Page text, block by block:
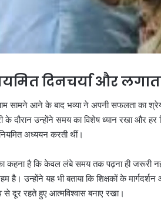
दिनचर्या और
सामने आने के बाद भव्या ने अपनी सफलता का श्रेय
के दौरान उन्होंने समय का विशेष ध्यान रखा और
अध्ययन करती थीं।
कहना है कि केवल लंबे समय तक पढ़ना ही जरूरी
है। उन्होंने यह भी बताया कि शिक्षकों के
से दूर रहते हुए आत्मविश्वास बनाए रखा।